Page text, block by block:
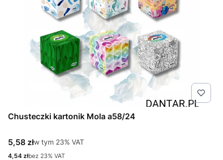
Chusteczki kartonik Mola a58/24
Cena brutto
5,58 złw tym %s VAT
w tym 23% VAT
Cena netto
4,54 złbez 23% VAT